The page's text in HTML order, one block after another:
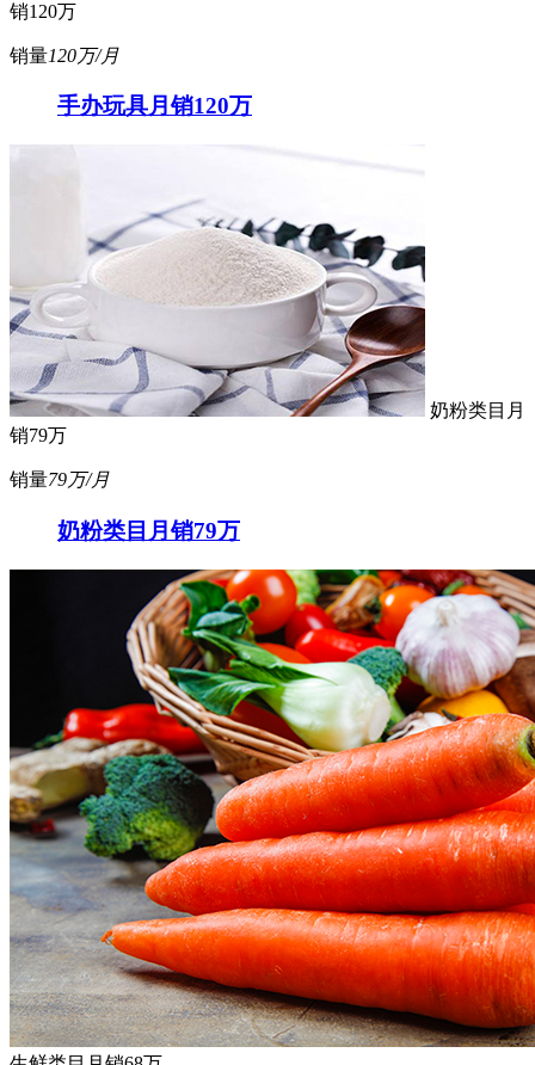
销120万
销量120万/月
手办玩具月销120万
奶粉类目月
销79万
销量79万/月
奶粉类目月销79万